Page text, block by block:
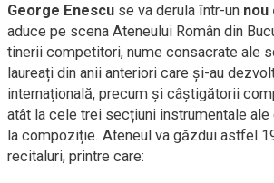
George Enescu se va derula într-un nou
aduce pe scena Ateneului Român din
tinerii competitori, nume consacrate ale
laureați din anii anteriori care și-au
internațională, precum și câștigătorii
atât la cele trei secțiuni instrumentale
la compoziție. Ateneul va găzdui astfel
recitaluri, printre care: